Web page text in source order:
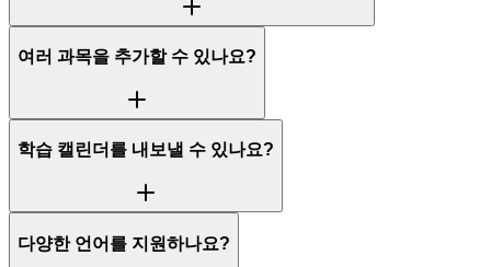
여러 과목을 추가할 수 있나요?
학습 캘린더를 내보낼 수 있나요?
다양한 언어를 지원하나요?